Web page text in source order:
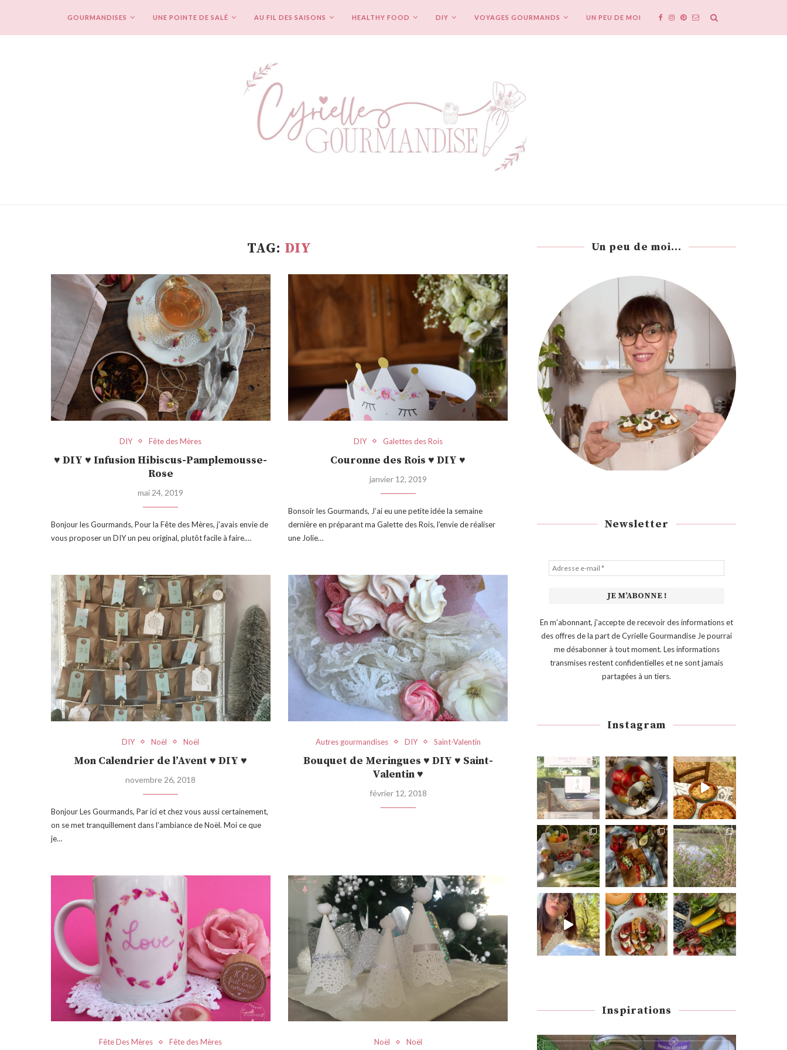
GOURMANDISES UNE POINTE DE SALÉ AU FIL DES SAISONS HEALTHY FOOD DIY VOYAGES GOURMANDS UN PEU DE MOI
TAG: DIY
DIY Fête des Mères
♥ DIY ♥ Infusion Hibiscus-Pamplemousse-
Rose
mai 24, 2019
Bonjour les Gourmands, Pour la Fête des Mères, j’avais envie de
vous proposer un DIY un peu original, plutôt facile à faire.…
DIY Galettes des Rois
Couronne des Rois ♥ DIY ♥
janvier 12, 2019
Bonsoir les Gourmands, J’ai eu une petite idée la semaine
dernière en préparant ma Galette des Rois, l’envie de réaliser
une Jolie…
DIY Noël Noël
Mon Calendrier de l’Avent ♥ DIY ♥
novembre 26, 2018
Bonjour Les Gourmands, Par ici et chez vous aussi certainement,
on se met tranquillement dans l’ambiance de Noël. Moi ce que
je…
Autres gourmandises DIY Saint-Valentin
Bouquet de Meringues ♥ DIY ♥ Saint-
Valentin ♥
février 12, 2018
Fête Des Mères Fête des Mères Noël Noël
Un peu de moi...
Newsletter
En m’abonnant, j'accepte de recevoir des informations et
des offres de la part de Cyrielle Gourmandise Je pourrai
me désabonner à tout moment. Les informations
transmises restent confidentielles et ne sont jamais
partagées à un tiers.
Instagram
Inspirations